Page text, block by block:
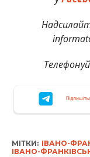
МІТКИ: ІВАНО-
ІВАНО-